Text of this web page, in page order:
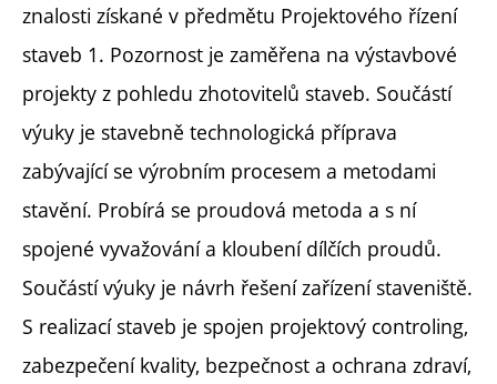
znalosti získané v předmětu Projektového řízení
staveb 1. Pozornost je zaměřena na výstavbové
projekty z pohledu zhotovitelů staveb. Součástí
výuky je stavebně technologická příprava
zabývající se výrobním procesem a metodami
stavění. Probírá se proudová metoda a s ní
spojené vyvažování a kloubení dílčích proudů.
Součástí výuky je návrh řešení zařízení staveniště.
S realizací staveb je spojen projektový controling,
zabezpečení kvality, bezpečnost a ochrana zdraví,